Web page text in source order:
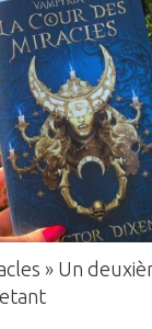
» Un